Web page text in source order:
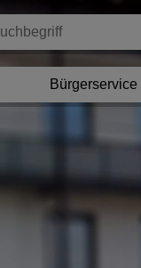
Bürgerservice